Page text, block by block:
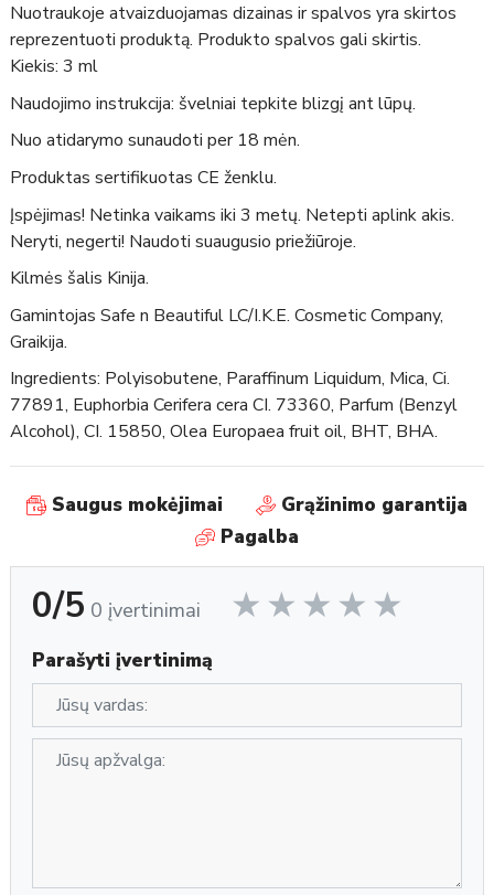
Nuotraukoje atvaizduojamas dizainas ir spalvos yra skirtos
reprezentuoti produktą. Produkto spalvos gali skirtis.
Kiekis: 3 ml
Naudojimo instrukcija: švelniai tepkite blizgį ant lūpų.
Nuo atidarymo sunaudoti per 18 mėn.
Produktas sertifikuotas CE ženklu.
Įspėjimas! Netinka vaikams iki 3 metų. Netepti aplink akis.
Neryti, negerti! Naudoti suaugusio priežiūroje.
Kilmės šalis Kinija.
Gamintojas Safe n Beautiful LC/I.K.E. Cosmetic Company,
Graikija.
Ingredients: Polyisobutene, Paraffinum Liquidum, Mica, Ci.
77891, Euphorbia Cerifera cera CI. 73360, Parfum (Benzyl
Alcohol), CI. 15850, Olea Europaea fruit oil, BHT, BHA.
Saugus mokėjimai
Grąžinimo garantija
Pagalba
0/5 0 įvertinimai
Parašyti įvertinimą